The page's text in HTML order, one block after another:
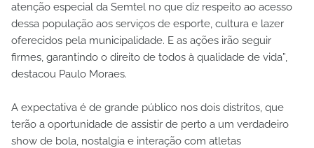
atenção especial da Semtel no que diz respeito ao acesso
dessa população aos serviços de esporte, cultura e lazer
oferecidos pela municipalidade. E as ações irão seguir
firmes, garantindo o direito de todos à qualidade de vida”,
destacou Paulo Moraes.
A expectativa é de grande público nos dois distritos, que
terão a oportunidade de assistir de perto a um verdadeiro
show de bola, nostalgia e interação com atletas